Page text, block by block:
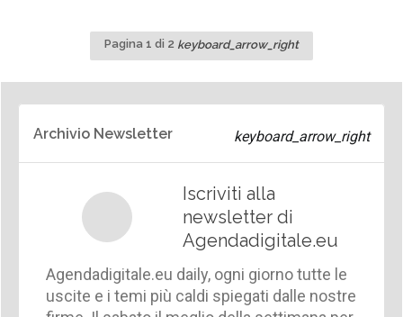
Pagina 1 di 2Pagina
successiva
Archivio Newsletter
Iscriviti alla
newsletter di
Agendadigitale.eu
Agendadigitale.eu daily, ogni giorno tutte le
uscite e i temi più caldi spiegati dalle nostre